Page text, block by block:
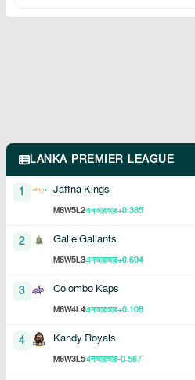
LANKA PREMIER LEAGUE
1 Jaffna Kings
M8W5L2এনআরআর+0.385
2 Galle Gallants
M8W5L3এনআরআর+0.604
3 Colombo Kaps
M8W4L4এনআরআর+0.108
4 Kandy Royals
M8W3L5এনআরআর-0.567